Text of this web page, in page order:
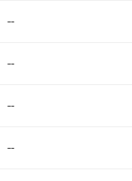
--
--
--
--